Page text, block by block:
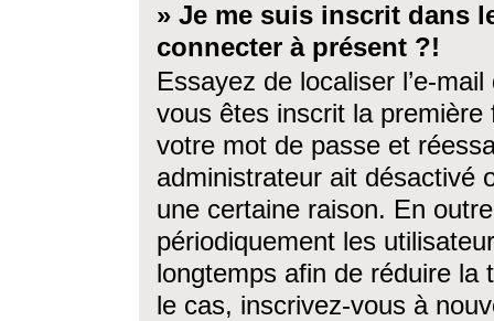
» Je me suis inscrit dans
connecter à présent ?!
Essayez de localiser l’e-
vous êtes inscrit la première
votre mot de passe et
administrateur ait désactivé
une certaine raison. En
périodiquement les
longtemps afin de réduire la
le cas, inscrivez-vous à